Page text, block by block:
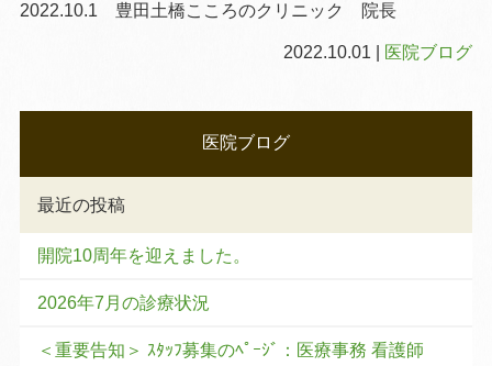
2022.10.1 豊田土橋こころのクリニック 院長
2022.10.01 | 医院ブログ
医院ブログ
最近の投稿
開院10周年を迎えました。
2026年7月の診療状況
＜重要告知＞ ｽﾀｯﾌ募集のﾍﾟｰｼﾞ：医療事務 看護師